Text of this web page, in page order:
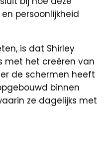
persoonlijkheid
is dat Shirley
met het creëren van
de schermen heeft
binnen
ze dagelijks met